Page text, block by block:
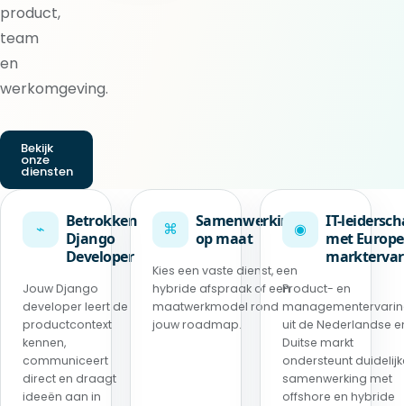
product,
team
en
werkomgeving.
Bekijk
onze
diensten
⌁
Betrokken
Django
Developer
Jouw Django
developer leert de
productcontext
kennen,
communiceert
direct en draagt
ideeën aan in
⌘
Samenwerking
op maat
Kies een vaste dienst, een
hybride afspraak of een
maatwerkmodel rond
jouw roadmap.
◉
IT-
met
Product- en
uit de Nederlandse
Duitse markt
ondersteunt
samenwerking met
offshore en hybride